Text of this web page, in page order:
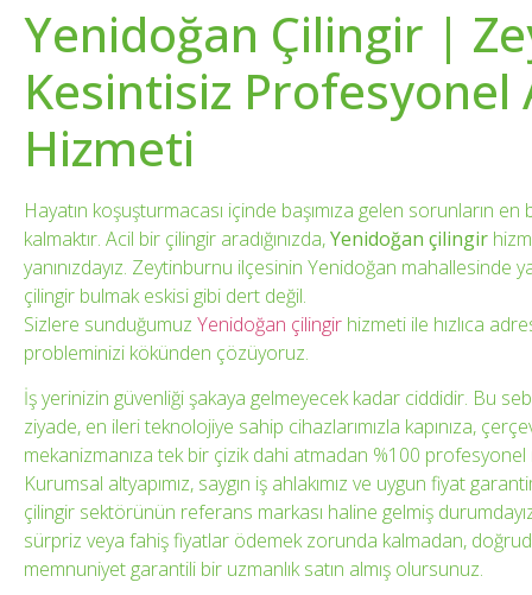
Yenidoğan Çilingir |
Kesintisiz Profesyonel
Hizmeti
Hayatın koşuşturmacası içinde başımıza gelen sorunların en
kalmaktır. Acil bir çilingir aradığınızda,Yenidoğan çilingir
yanınızdayız. Zeytinburnu ilçesinin Yenidoğan mahallesinde
çilingir bulmak eskisi gibi dert değil.
Sizlere sunduğumuz Yenidoğan çilingir hizmeti ile hızlıca
probleminizi kökünden çözüyoruz.
İş yerinizin güvenliği şakaya gelmeyecek kadar ciddidir. Bu
ziyade, en ileri teknolojiye sahip cihazlarımızla kapınıza,
mekanizmanıza tek bir çizik dahi atmadan %100
Kurumsal altyapımız, saygın iş ahlakımız ve uygun fiyat
çilingir sektörünün referans markası haline gelmiş durumdayız.
sürpriz veya fahiş fiyatlar ödemek zorunda kalmadan,
memnuniyet garantili bir uzmanlık satın almış olursunuz.